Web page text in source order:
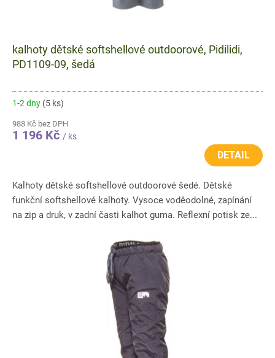
kalhoty dětské softshellové outdoorové, Pidilidi,
PD1109-09, šedá
1-2 dny (5 ks)
988 Kč bez DPH
1 196 Kč / ks
DETAIL
Kalhoty dětské softshellové outdoorové šedé. Dětské
funkční softshellové kalhoty. Vysoce voděodolné, zapínání
na zip a druk, v zadní časti kalhot guma. Reflexní potisk ze...